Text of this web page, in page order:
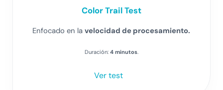
Color Trail Test
Enfocado en lavelocidad de procesamiento.
Duración: 4 minutos.
Ver test